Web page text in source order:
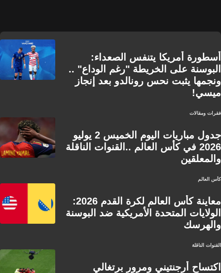
أسطورة أمريكا يتنفس الصعداء:
البوسنة على الخريطة "رغم الوداع" ..
ونجمها يثبت نحس رونالدو بعد إنجاز
ميسي!
فقرات ومقالات
جدول مباريات اليوم الخميس 2 يوليو
2026 في كأس العالم ..القنوات الناقلة
والمعلقين
كأس العالم
معاينة كأس العالم لكرة القدم 2026:
الولايات المتحدة الأمريكية ضد البوسنة
والهرسك
القنوات الناقلة
اكتساح أرجنتيني ومرور برتغالي